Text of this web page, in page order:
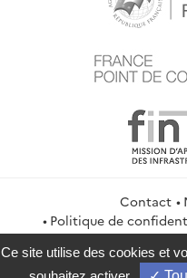
Contact
Politique de
Gestion des
service-public.gouv.fr
Ce site utilise des cookies et